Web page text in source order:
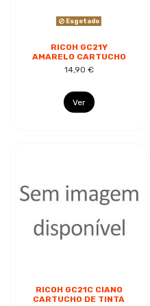
Esgotado
RICOH GC21Y
AMARELO CARTUCHO
DE TINTA DE
SUBLIMAÇÃO
SUBSTITUI
405535/405539
14,90 €
Ver
RICOH GC21C CIANO
CARTUCHO DE TINTA